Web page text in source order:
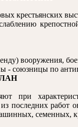
крестьянских
вооружения,
- союзницы по
при
последних работ
семенных,